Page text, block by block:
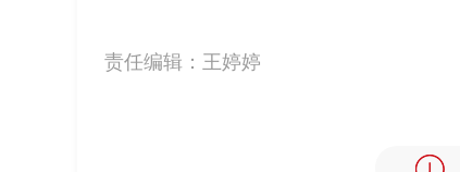
责任编辑： 王婷婷